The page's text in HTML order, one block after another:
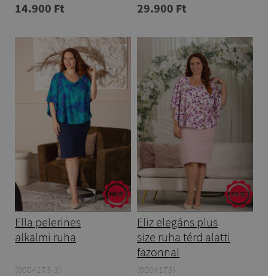
14.900 Ft 29.900 Ft
Ella pelerines
alkalmi ruha
(0004173-3)
Eliz elegáns plus
size ruha térd alatti
fazonnal
(0004173)